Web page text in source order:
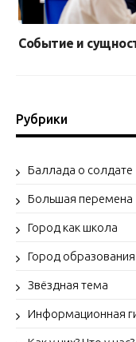
Событие и
Рубрики
Баллада о солдате
Большая перемена
Город как школа
Город образования
Звёздная тема
Информационная